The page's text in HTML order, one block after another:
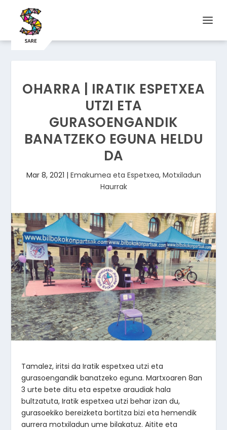
OHARRA | IRATIK ESPETXEA
UTZI ETA
GURASOENGANDIK
BANATZEKO EGUNA HELDU
DA
Mar 8, 2021 | Emakumea eta Espetxea, Motxiladun
Haurrak
Tamalez, iritsi da Iratik espetxea utzi eta
gurasoengandik banatzeko eguna. Martxoaren 8an
3 urte bete ditu eta espetxe araudiak hala
bultzatuta, Iratik espetxea utzi behar izan du,
gurasoekiko bereizketa bortitza bizi eta hemendik
aurrera motxiladun ume bilakatuz. Aitite eta